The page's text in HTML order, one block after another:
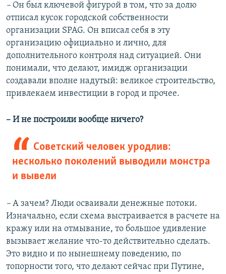
– Он был ключевой фигурой в том, что за долю
отписал кусок городской собственности
организации SPAG. Он вписал себя в эту
организацию официально и лично, для
дополнительного контроля над ситуацией. Они
понимали, что делают, имидж организации
создавали вполне надутый: великое строительство,
привлекаем инвестиции в город и прочее.
– И не построили вообще ничего?
Советский человек уродлив:
несколько поколений выводили монстра
и вывели
– А зачем? Люди осваивали денежные потоки.
Изначально, если схема выстраивается в расчете на
кражу или на отмывание, то большое удивление
вызывает желание что-то действительно сделать.
Это видно и по нынешнему поведению, по
топорности того, что делают сейчас при Путине,